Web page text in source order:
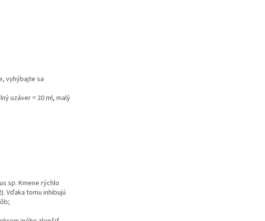
vyhýbajte sa
uzáver = 20 ml, malý
sp. Kmene rýchlo
Vďaka tomu inhibujú